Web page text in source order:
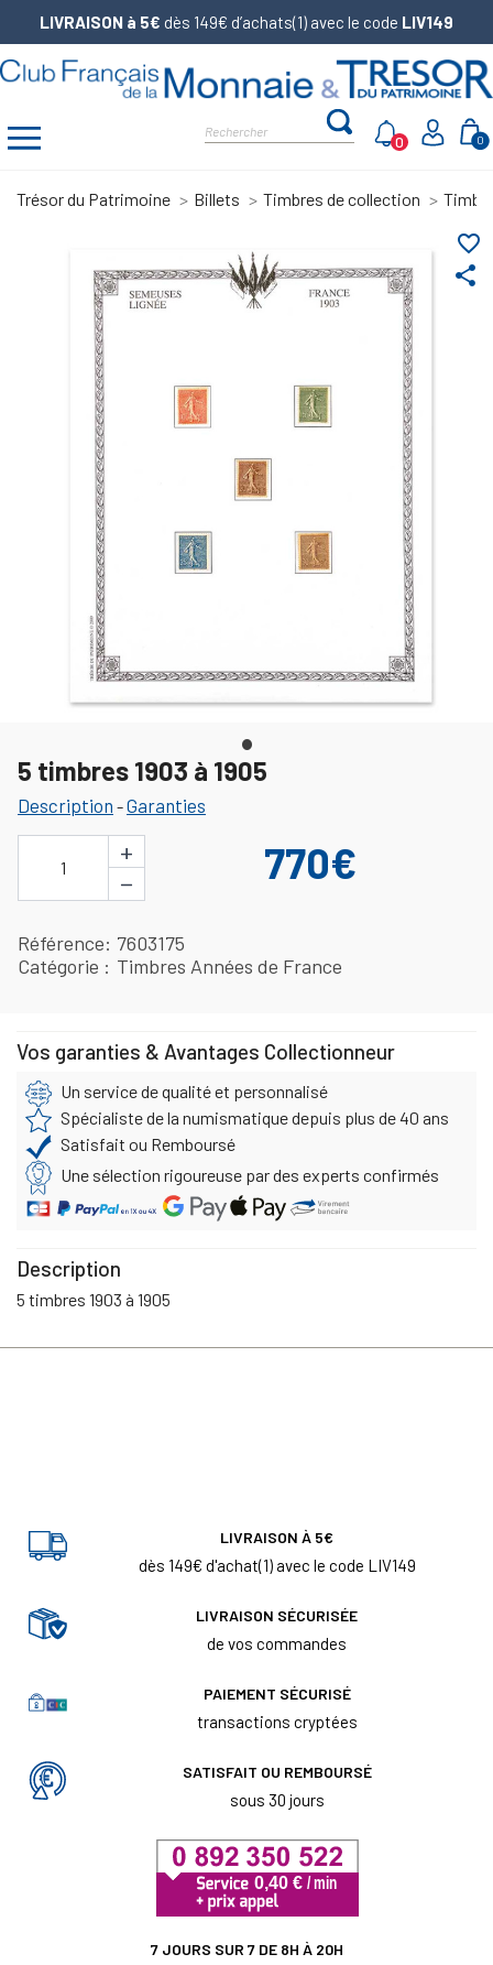
LIVRAISON à 5€ dès 149€ d’achats(1) avec le code LIV149
0
0
Trésor du Patrimoine Billets Timbres de collection
share
favorite_border
5 timbres 1903 à 1905
Description -Garanties
1
+
−
770€
Référence 7603175
Catégorie
Timbres Années de France
Vos garanties & Avantages Collectionneur
Un service de qualité et personnalisé
Spécialiste de la numismatique depuis plus de 40 ans
Satisfait ou Remboursé
Une sélection rigoureuse par des experts confirmés
Description
5 timbres 1903 à 1905
LIVRAISON À 5€
dès 149€ d'achat(1) avec le code LIV149
LIVRAISON SÉCURISÉE
de vos commandes
PAIEMENT SÉCURISÉ
transactions cryptées
SATISFAIT OU REMBOURSÉ
sous 30 jours
7 JOURS SUR 7 DE 8H À 20H